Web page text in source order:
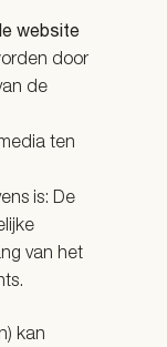
website
door
de
ten
is: De
van het
kan